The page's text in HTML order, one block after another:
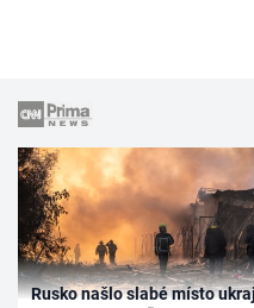
Rusko našlo slabé místo